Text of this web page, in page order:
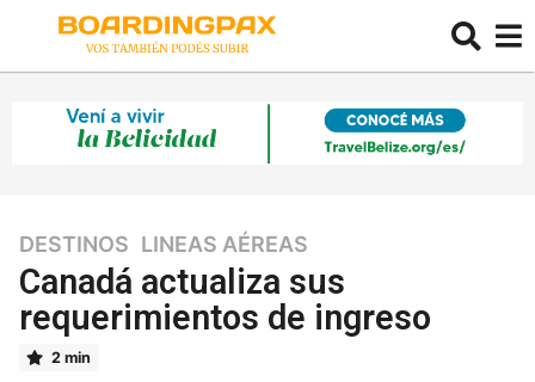
4
a
ñ
o
s
DESTINOS ,LINEAS AÉREAS
Canadá actualiza sus
requerimientos de ingreso
2 min